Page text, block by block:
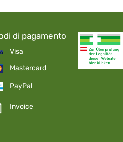
di pagamento
Visa
Mastercard
PayPal
Invoice